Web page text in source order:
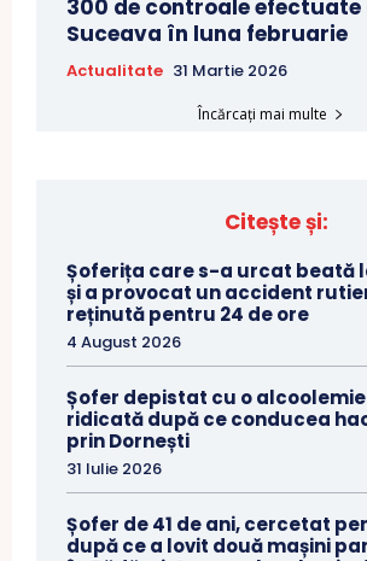
300 de controale efectuate
Suceava în luna februarie
Actualitate 31 Martie 2026
Încărcați mai multe
Citește și:
Șoferița care s-a urcat beată
și a provocat un accident
reținută pentru 24 de ore
4 August 2026
Șofer depistat cu o alcoolemie
ridicată după ce conducea
prin Dornești
31 Iulie 2026
Șofer de 41 de ani, cercetat
după ce a lovit două mașini